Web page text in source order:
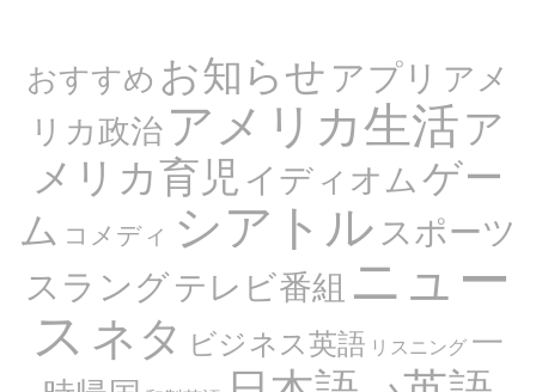
おすすめ お知らせアプリ アメ
リカ政治アメリカ生活ア
メリカ育児 イディオムゲー
ム コメディ シアトルスポーツ
スラングテレビ番組 ニュー
ス ネタ ビジネス英語 リスニング 一